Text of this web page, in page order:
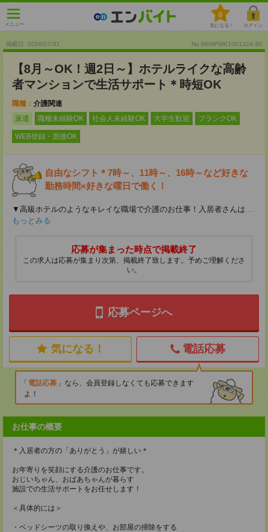
メニュー
0
気になる！ ログイン
掲載日 :2026/07/31 No.MANPWK1001324-30
【8月～OK！週2日～】ホテルライクな高齢
者マンションで生活サポート＊時短OK
職種： 介護関連
派遣
職種未経験OK 社会人未経験OK 大学生歓迎 ブランクOK
WEB登録・面接OK
自由なシフト＊7時～、11時～、16時～など好きな
勤務時間×好きな曜日で働く！
▼高級ホテルのようなキレイな職場で介護のお仕事！入居者さんは ...
もっとみる
応募が集まった時点で掲載終了
この求人は応募が集まり次第、掲載終了致します。予めご理解くださ
い。
応募ページへ
気になる！ 電話応募
電話応募
なら、会員登録しなくても応募できます
よ！
お仕事の概要
＊入居者の方の「ありがとう」が嬉しい＊
お年寄りを笑顔にする介護のお仕事です。
おじいちゃん、おばあちゃんが暮らす
施設での生活サポートをお任せします！
＜具体的には＞
・ベッドシーツの取り換えや、お部屋の掃除をする